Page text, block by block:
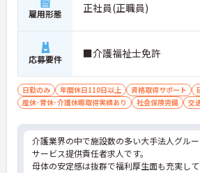
雇用形態 正社員(正職員)
応募要件 ■介護福祉士免許
日勤のみ 年間休日110日以上 資格取得サポート
産休･育休･介護休暇取得実績あり
社会保険完備 交
介護業界の中で施設数の多い大手法人グル
サービス提供責任者求人です。
母体の安定感は抜群で福利厚生面も充実し